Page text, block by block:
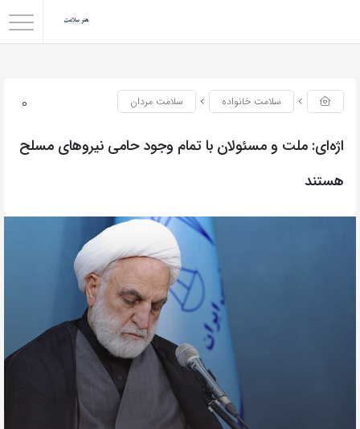
0 سلامت خانواده سلامت مردان
اژه‌ای: ملت و مسئولان با تمام وجود حامی نیروهای مسلح
هستند